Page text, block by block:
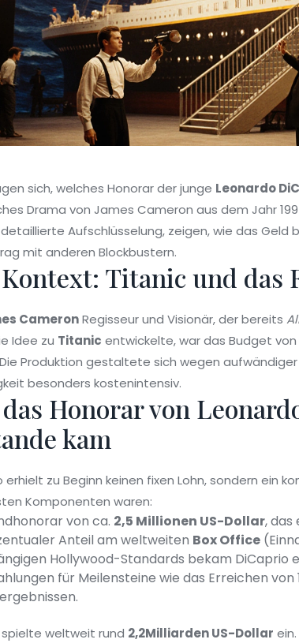
sich, welches Honorar der junge Leonardo
Drama von James Cameron aus dem Jahr
Aufschlüsselung, zeigen, wie das Geld
mit anderen Blockbustern.
Titanic und das
CameronRegisseur und Visionär, der bereits
Idee zu Titanic entwickelte, war das Budget von
Produktion gestaltete sich wegen
besonders kostenintensiv.
Honorar von
kam
erhielt zu Beginn keinen fixen Lohn, sondern ein
Komponenten waren:
von ca. 2,5 Millionen US-Dollar, das
Anteil am weltweiten Box Office (
Hollywood-Standards bekam DiCaprio
für Meilensteine wie das Erreichen von
spielte weltweit rund 2,2Milliarden US-Dollar